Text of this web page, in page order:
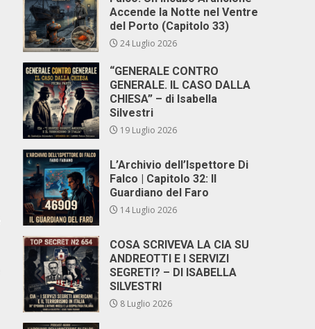
Accende la Notte nel Ventre
del Porto (Capitolo 33)
24 Luglio 2026
“GENERALE CONTRO
GENERALE. IL CASO DALLA
CHIESA” – di Isabella
Silvestri
19 Luglio 2026
L’Archivio dell’Ispettore Di
Falco | Capitolo 32: Il
Guardiano del Faro
14 Luglio 2026
COSA SCRIVEVA LA CIA SU
ANDREOTTI E I SERVIZI
SEGRETI? – DI ISABELLA
SILVESTRI
8 Luglio 2026